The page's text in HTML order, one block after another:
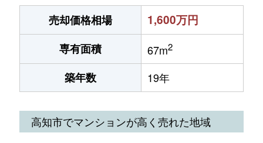
売却価格相場
1,600万円
専有面積 67m2
築年数 19年
高知市でマンションが高く売れた地域